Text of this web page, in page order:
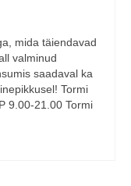
mida täiendavad
valminud
saadaval ka
Tormi
9.00-21.00 Tormi